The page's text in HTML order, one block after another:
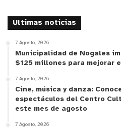
Ultimas noticias
7 Agosto, 2026
Municipalidad de Nogales
$125 millones para mejorar
7 Agosto, 2026
Cine, música y danza:
espectáculos del Centro
este mes de agosto
7 Agosto, 2026